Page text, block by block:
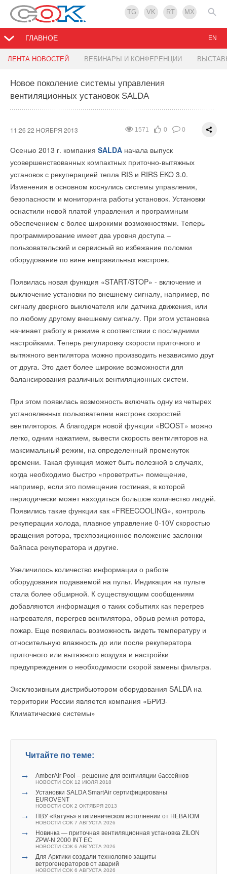
TG VK RT MX
ГЛАВНОЕ
ЛЕНТА НОВОСТЕЙ ВЕБИНАРЫ И КОНФЕРЕНЦИИ
EN
Новое поколение системы управления
вентиляционных установок SALDA
1571 0 0
11:26 22 НОЯБРЯ 2013
Осенью 2013 г. компания SALDA начала выпуск
усовершенствованных компактных приточно-вытяжных
установок с рекуперацией тепла RIS и RIRS EKO 3.0.
Изменения в основном коснулись системы управления,
безопасности и мониторинга работы установок. Установки
оснастили новой платой управления и программным
обеспечением с более широкими возможностями. Теперь
программирование имеет два уровня доступа –
пользовательский и сервисный во избежание поломки
оборудование по вине неправильных настроек.
Появилась новая функция «START/STOP» - включение и
выключение установки по внешнему сигналу, например, по
сигналу дверного выключателя или датчика движения, или
по любому другому внешнему сигналу. При этом установка
начинает работу в режиме в соответствии с последними
настройками. Теперь регулировку скорости приточного и
вытяжного вентилятора можно производить независимо друг
от друга. Это дает более широкие возможности для
балансирования различных вентиляционных систем.
При этом появилась возможность включать одну из четырех
установленных пользователем настроек скоростей
вентиляторов. А благодаря новой функции «BOOST» можно
легко, одним нажатием, вывести скорость вентиляторов на
максимальный режим, на определенный промежуток
времени. Такая функция может быть полезной в случаях,
когда необходимо быстро «проветрить» помещение,
например, если это помещение гостиная, в которой
периодически может находиться большое количество людей.
Появились такие функции как «FREECOOLING», контроль
рекуперации холода, плавное управление 0-10V скоростью
вращения ротора, трехпозиционное положение заслонки
байпаса рекуператора и другие.
Увеличилось количество информации о работе
оборудования подаваемой на пульт. Индикация на пульте
стала более обширной. К существующим сообщениям
добавляются информация о таких событиях как перегрев
нагревателя, перегрев вентилятора, обрыв ремня ротора,
пожар. Еще появилась возможность видеть температуру и
относительную влажность до или после рекуператора
приточного или вытяжного воздуха и настройки
предупреждения о необходимости скорой замены фильтра.
Эксклюзивным дистрибьютором оборудования SALDA на
территории России является компания «БРИЗ-
Климатические системы»
Читайте по теме:
→ AmberAir Pool – решение для вентиляции бассейнов
НОВОСТИ СОК 12 ИЮЛЯ 2018
→
Установки SALDA SmartAir сертифицированы
EUROVENT
НОВОСТИ СОК 2 ОКТЯБРЯ 2013
→ ПВУ «Катунь» в гигиеническом исполнении от НЕВАТОМ
НОВОСТИ СОК 7 АВГУСТА 2026
→
Новинка — приточная вентиляционная установка ZILON
ZPW-N 2000 INT EC
НОВОСТИ СОК 6 АВГУСТА 2026
→
Для Арктики создали технологию защиты
ветрогенераторов от аварий
НОВОСТИ СОК 6 АВГУСТА 2026
Низкотемпературная версия тепловизора testo
10:58 22 НОЯБРЯ 2013
концернаTesto AGв России – представила новую версию
российского рынка.
Обновленная версия testo 875i имеет заводскую настройку
температурной шкалы до -30 °С и функцию отображения
низких температур до -50 °С.
Также компания информирует о том, что Государственная
поверка приборов по-прежнему может осуществляться
только в диапазоне до -20 °С, и в данный момент ведутся
работы по внесению тепловизора testo 875i в Госреестр СИ
Дооснащение уже поставленных приборов опцией
технически невозможно.
Читайте по теме:
→
Новинка от Testo: цифровые весы для хладагента testo
ЖУРНАЛ СОК МАРТ 2022
НОВОСТИ СОК 8 ОКТЯБРЯ 2021
→ Новый тепловизор testo 883 для энергоаудита
→ Новый тепловизор testo 883
ЖУРНАЛ СОК СЕНТЯБРЬ 2021
→ Акция на тепловизоры testo 865 и testo 872
НОВОСТИ СОК 12 АПРЕЛЯ 2021
→ Новинки от Testo
→
инновационный прибор для настройки систем
ЖУРНАЛ СОК ЯНВАРЬ 2021
→ ИК-термометры testo 830 по специальной цене
→ Специальные цены на высокоточные тепловизоры Testo
НОВОСТИ СОК 14 ОКТЯБРЯ 2020
→ Примите участие в опросе и выиграйте testo 510
НОВОСТИ СОК 6 ОКТЯБРЯ 2020
Уведомления отключены
Комментарии
В этой теме еще нет комментариев
Добавить комментарий
Ваше имя *
Текст комментария
Расширение модельного ряда котлов Master Gas
10:02 22 НОЯБРЯ 2013
модели газовых котлов – Master Gas Seoul-30 и 35.
Данные модели котлов разработаны совместно с
южнокорейской компанией «Daesung Celtic Enersys Co.»
специально для отопления и горячего водоснабжения жилых
домов и квартир с большой площадью 300 и 350 м2
соответственно.
Двухконтурные газовые котлы с закрытой камерой сгорания
обладают повышенной мощностью,
теплопроизводительностью и энергоэффективностью (КПД
составляет 92%). К данным котлам возможно подключение
косвенного нагрева и датчика уличной температуры. Котлы
устойчиво работают при низком давлении воды и при
перепадах напряжения в электрической сети от 160 до 290
В.
Читайте по теме:
→ Новые газовые колонки с закрытой камерой сгорания
НОВОСТИ СОК 11 АПРЕЛЯ 2016
→ Новинки BaltGaz Групп
→ Как производятся российские газовые колонки NEVA
НОВОСТИ СОК 17 ИЮНЯ 2015
→
Открытие нового модернизированного участка
производства газовой горелки
НОВОСТИ СОК 27 АПРЕЛЯ 2015
Новый газовый котел BaltGaz
НОВОСТИ СОК 16 ФЕВРАЛЯ 2015
→
Аварийно-спасательная служба BaltGaz в реестре МЧС
НОВОСТИ СОК 19 ДЕКАБРЯ 2014
→
Патент на устройство для модуляции пламени на
НОВОСТИ СОК 18 ДЕКАБРЯ 2014
→ Водонагреватели Neva-4610 меняют дизайн
→ Новые газовые накопительные водонагреватели BaltGaz
Уведомления отключены
Комментарии
В этой теме еще нет комментариев
Добавить комментарий
Ваш E-mail *
Текст комментария